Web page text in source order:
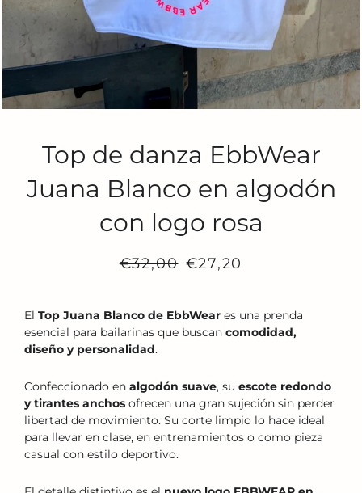
Top de danza EbbWear
Juana Blanco en algodón
con logo rosa
Precio
€32,00 Precio
€27,20
El Top Juana Blanco de EbbWear es una prenda
esencial para bailarinas que buscan comodidad,
diseño y personalidad.
Confeccionado en algodón suave, su escote redondo
y tirantes anchos ofrecen una gran sujeción sin perder
libertad de movimiento. Su corte limpio lo hace ideal
para llevar en clase, en entrenamientos o como pieza
casual con estilo deportivo.